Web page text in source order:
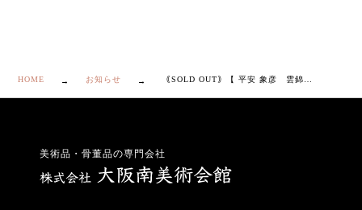
HOME お知らせ
美術品・骨董品の専門会社